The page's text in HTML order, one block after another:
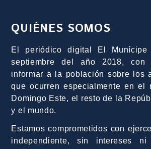
QUIÉNES SOMOS
El periódico digital El
septiembre del año 2018,
informar a la población sobre los
que ocurren especialmente en el
Domingo Este, el resto de la
y el mundo.
Estamos comprometidos con
independiente, sin intereses